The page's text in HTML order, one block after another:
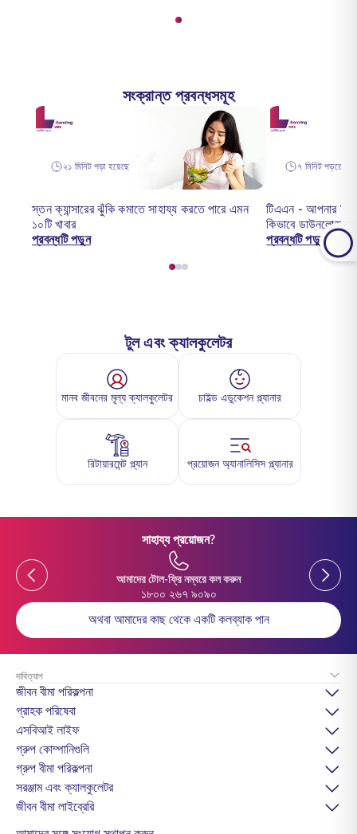
সংক্রান্ত প্রবন্ধসমূহ
২১ মিনিট পড়া হয়েছে
স্তন ক্যান্সারের ঝুঁকি কমাতে সাহায্য করতে পারে এমন
১০টি খাবার
প্রবন্ধটি পড়ুন
৭ মিনিট পড়তে
টিএএন - আপনার
কিভাবে ডাউনলোড
প্রবন্ধটি পড়ুন
টুল এবং ক্যালকুলেটর
মানব জীবনের মূল্য ক্যালকুলেটর চাইল্ড এডুকেশন প্ল্যানার
রিটায়ারমেন্ট প্ল্যান প্রয়োজন অ্যানালিসিস প্ল্যানার
সাহায্য প্রয়োজন?
Previous
আমাদের টোল-ফ্রি নম্বরে কল করুন
১৮০০ ২৬৭ ৯০৯০
Previous
অথবা আমাদের কাছ থেকে একটি কলব্যাক পান
দাবিত্যাগ
জীবন বীমা পরিকল্পনা
গ্রাহক পরিষেবা
এসবিআই লাইফ
গ্রুপ কোম্পানিগুলি
গ্রুপ বীমা পরিকল্পনা
সরঞ্জাম এবং ক্যালকুলেটর
জীবন বীমা লাইব্রেরি